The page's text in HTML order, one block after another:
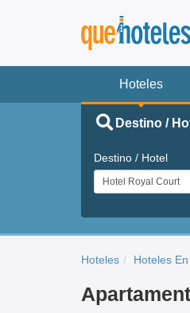
Hoteles
Destino /
Destino / Hotel
Hoteles Hoteles